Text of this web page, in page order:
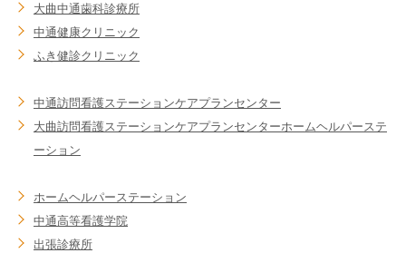
大曲中通歯科診療所
中通健康クリニック
ふき健診クリニック
中通訪問看護ステーションケアプランセンター
大曲訪問看護ステーションケアプランセンターホームヘルパーステ
ーション
ホームヘルパーステーション
中通高等看護学院
出張診療所